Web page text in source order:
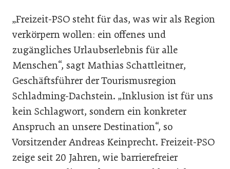
„Freizeit-PSO steht für das, was wir als Region
verkörpern wollen: ein offenes und
zugängliches Urlaubserlebnis für alle
Menschen“, sagt Mathias Schattleitner,
Geschäftsführer der Tourismusregion
Schladming-Dachstein. „Inklusion ist für uns
kein Schlagwort, sondern ein konkreter
Anspruch an unsere Destination“, so
Vorsitzender Andreas Keinprecht. Freizeit-PSO
zeige seit 20 Jahren, wie barrierefreier